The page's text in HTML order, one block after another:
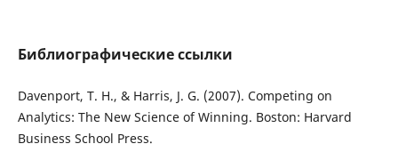
Библиографические ссылки
Davenport, T. H., & Harris, J. G. (2007). Competing on
Analytics: The New Science of Winning. Boston: Harvard
Business School Press.